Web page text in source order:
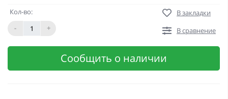
Кол-во:
-
+
В закладки
В сравнение
Сообщить о наличии